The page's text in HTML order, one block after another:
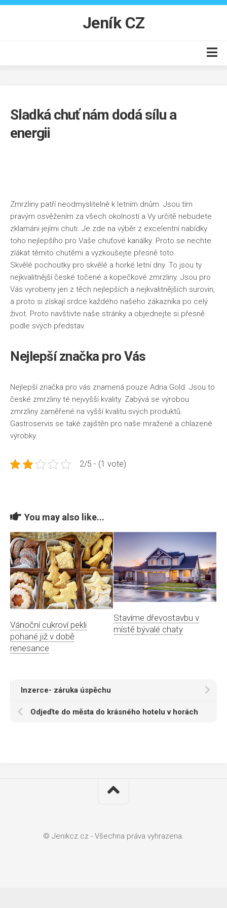
Skip
Jeník CZ
Byt
Finance
Sladká chuť nám dodá sílu a
energii
Zmrzliny patří neodmyslitelně k letním dnům. Jsou tím
pravým osvěžením za všech okolností a Vy určitě nebudete
zklamáni jejími chuti. Je zde na výběr z excelentní nabídky
toho nejlepšího pro Vaše chuťové kanálky. Proto se nechte
zlákat těmito chutěmi a vyzkoušejte přesně toto.
Skvělé pochoutky pro skvělé a horké letní dny. To jsou ty
nejkvalitnější české točené a kopečkové zmrzliny. Jsou pro
Vás vyrobeny jen z těch nejlepších a nejkvalitnějších surovin,
a proto si získají srdce každého našeho zákazníka po celý
život. Proto navštivte naše stránky a objednejte si přesně
podle svých představ.
Nejlepší značka pro Vás
Nejlepší značka pro vás znamená pouze Adria Gold. Jsou to
české zmrzliny té nejvyšší kvality. Zabývá se výrobou
zmrzliny zaměřené na vyšší kvalitu svých produktů.
Gastroservis se také zajištěn pro naše mražené a chlazené
výrobky.
2/5 - (1 vote)
You may also like...
Vánoční cukroví pekli
pohané již v době
renesance
Stavíme dřevostavbu v
místě bývalé chaty
Inzerce- záruka úspěchu
Odjeďte do města do krásného hotelu v horách
© Jenikcz.cz - Všechna práva vyhrazena.